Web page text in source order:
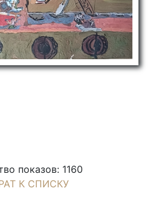
показов: 1160
К СПИСКУ